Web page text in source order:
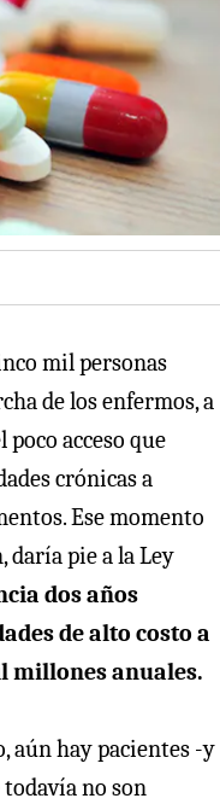
mil personas
de los enfermos, a
acceso que
crónicas a
Ese momento
pie a la Ley
dos años
de alto costo a
millones anuales.
aún hay pacientes -y
no son